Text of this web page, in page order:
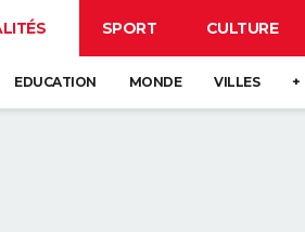
SPORT CULTURE
EDUCATION MONDE VILLES +